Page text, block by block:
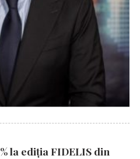
la ediția FIDELIS din